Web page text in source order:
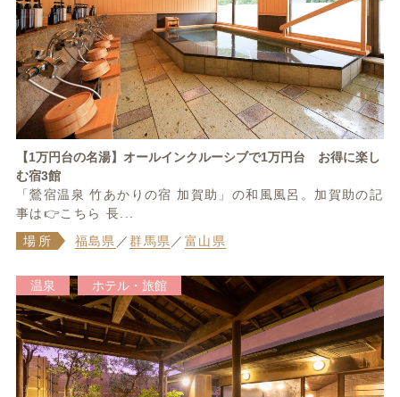
【1万円台の名湯】オールインクルーシブで1万円台 お得に楽し
む宿3館
「鶯宿温泉 竹あかりの宿 加賀助」の和風風呂。加賀助の記
事は👉こちら 長...
場所
福島県 ／群馬県 ／ 富山県
温泉 ホテル・旅館